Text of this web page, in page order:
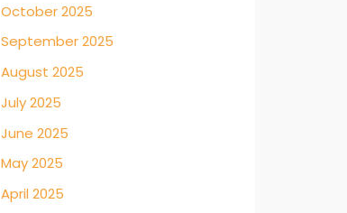
October 2025
September 2025
August 2025
July 2025
June 2025
May 2025
April 2025